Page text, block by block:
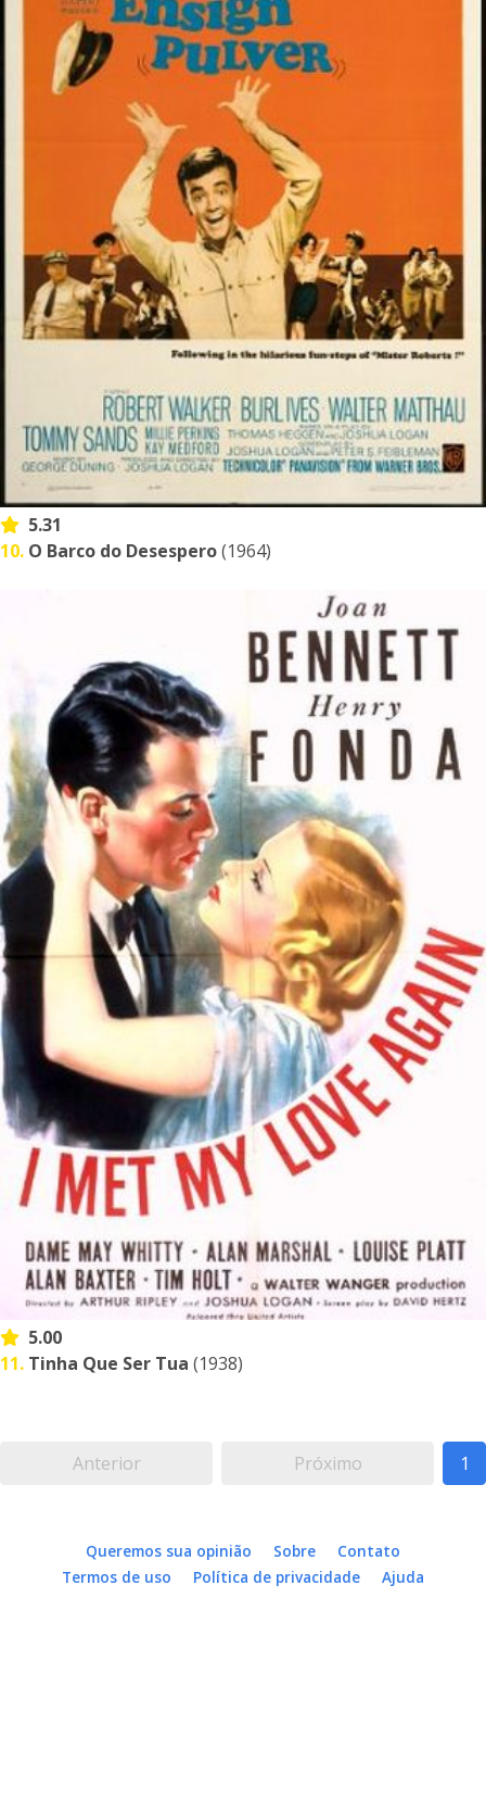
5.31
10. O Barco do Desespero(1964)
5.00
11. Tinha Que Ser Tua (1938)
Anterior Próximo 1
Queremos sua opinião Sobre
Contato
Termos de uso
Política de privacidade Ajuda